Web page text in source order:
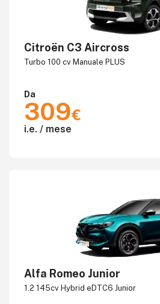
Citroën C3 Aircross
Turbo 100 cv Manuale PLUS
Da
309€
i.e. / mese
Alfa Romeo Junior
1.2 145cv Hybrid eDTC6 Junior